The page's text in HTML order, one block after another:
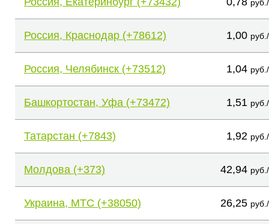
Россия, Краснодар (+78612) 1,00
Россия, Челябинск (+73512) 1,04
Башкортостан, Уфа (+73472) 1,51
Татарстан (+7843) 1,92
Молдова (+373) 42,94
Украина, МТС (+38050) 26,25